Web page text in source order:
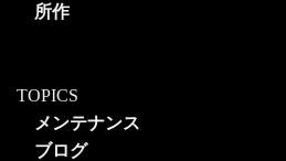
所作
TOPICS
メンテナンス
ブログ